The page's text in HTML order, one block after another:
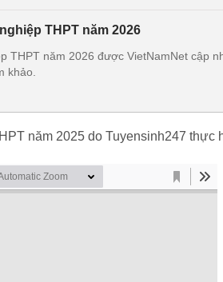
THPT năm 2026
THPT năm 2026 được VietNamNet cập
khảo.
năm 2025 do Tuyensinh247 thực